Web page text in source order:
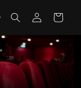
Kirjaudu
sisään
Ostoskori